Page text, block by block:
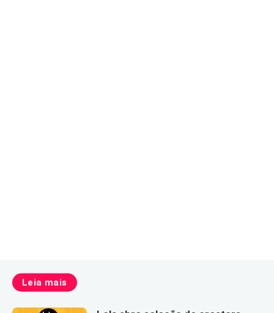
Leia mais